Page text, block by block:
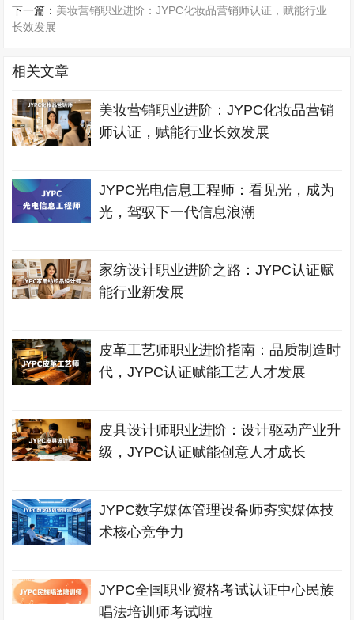
下一篇： 美妆营销职业进阶：JYPC化妆品营销师认证，赋能行业
长效发展
相关文章
美妆营销职业进阶：JYPC化妆品营销
师认证，赋能行业长效发展
JYPC光电信息工程师：看见光，成为
光，驾驭下一代信息浪潮
家纺设计职业进阶之路：JYPC认证赋
能行业新发展
皮革工艺师职业进阶指南：品质制造时
代，JYPC认证赋能工艺人才发展
皮具设计师职业进阶：设计驱动产业升
级，JYPC认证赋能创意人才成长
JYPC数字媒体管理设备师夯实媒体技
术核心竞争力
JYPC全国职业资格考试认证中心民族
唱法培训师考试啦